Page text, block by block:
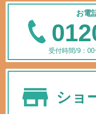
お電
受付時間/9：
ショ